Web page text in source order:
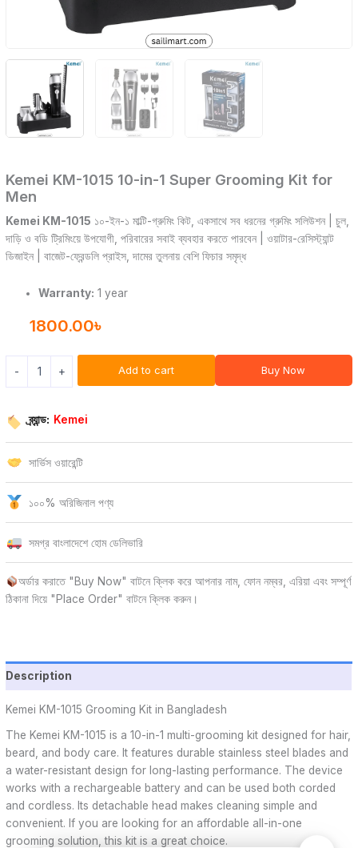
Kemei KM-1015 10-in-1 Super Grooming Kit for
Men
Kemei KM-1015 ১০-ইন-১ মাল্টি-গ্রুমিং কিট, একসাথে সব ধরনের গ্রুমিং সলিউশন | চুল,
দাড়ি ও বডি ট্রিমিংয়ে উপযোগী, পরিবারের সবাই ব্যবহার করতে পারবেন | ওয়াটার-রেসিস্ট্যান্ট
ডিজাইন | বাজেট-ফ্রেন্ডলি প্রাইস, দামের তুলনায় বেশি ফিচার সমৃদ্ধ
Warranty: 1 year
1800.00৳
- + Add to cart Buy Now
ব্র্যান্ড: Kemei
সার্ভিস ওয়ারেন্টি
১০০% অরিজিনাল পণ্য
সমগ্র বাংলাদেশে হোম ডেলিভারি
অর্ডার করাতে "Buy Now" বাটনে ক্লিক করে আপনার নাম, ফোন নম্বর, এরিয়া এবং সম্পূর্ণ
ঠিকানা দিয়ে "Place Order" বাটনে ক্লিক করুন।
Description
Kemei KM-1015 Grooming Kit in Bangladesh
The Kemei KM-1015 is a 10-in-1 multi-grooming kit designed for hair,
beard, and body care. It features durable stainless steel blades and
a water-resistant design for long-lasting performance. The device
works with a rechargeable battery and can be used both corded
and cordless. Its detachable head makes cleaning simple and
convenient. If you are looking for an affordable all-in-one
grooming solution, this kit is a great choice.